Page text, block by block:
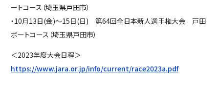
ートコース（埼玉県戸田市）
・10月13日(金)～15日(日) 第64回全日本新人選手権大会 戸田
ボートコース（埼玉県戸田市）
＜2023年度大会日程＞
https://www.jara.or.jp/info/current/race2023a.pdf